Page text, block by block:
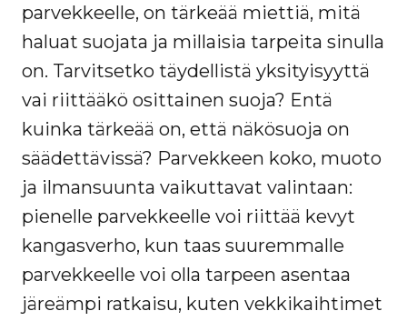
parvekkeelle, on tärkeää miettiä, mitä
haluat suojata ja millaisia tarpeita sinulla
on. Tarvitsetko täydellistä yksityisyyttä
vai riittääkö osittainen suoja? Entä
kuinka tärkeää on, että näkösuoja on
säädettävissä? Parvekkeen koko, muoto
ja ilmansuunta vaikuttavat valintaan:
pienelle parvekkeelle voi riittää kevyt
kangasverho, kun taas suuremmalle
parvekkeelle voi olla tarpeen asentaa
järeämpi ratkaisu, kuten vekkikaihtimet